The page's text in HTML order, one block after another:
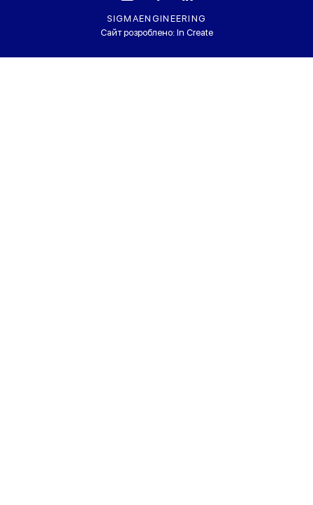
SIGMAENGINEERING
Сайт розроблено: In Create